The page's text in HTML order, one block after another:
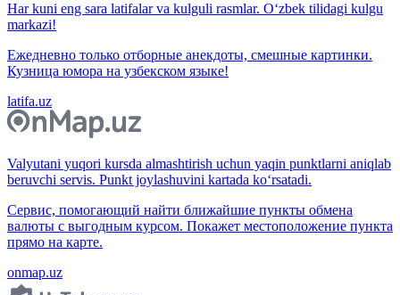
Har kuni eng sara latifalar va kulguli rasmlar. O‘zbek tilidagi kulgu
markazi!
Ежедневно только отборные анекдоты, смешные картинки.
Кузница юмора на узбекском языке!
latifa.uz
Valyutani yuqori kursda almashtirish uchun yaqin punktlarni aniqlab
beruvchi servis. Punkt joylashuvini kartada ko‘rsatadi.
Сервис, помогающий найти ближайшие пункты обмена
валюты с выгодным курсом. Покажет местоположение пункта
прямо на карте.
onmap.uz